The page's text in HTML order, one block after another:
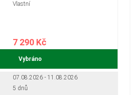
Vlastní
7 290 Kč
Vybráno
07.08.2026 - 11.08.2026
5 dnů